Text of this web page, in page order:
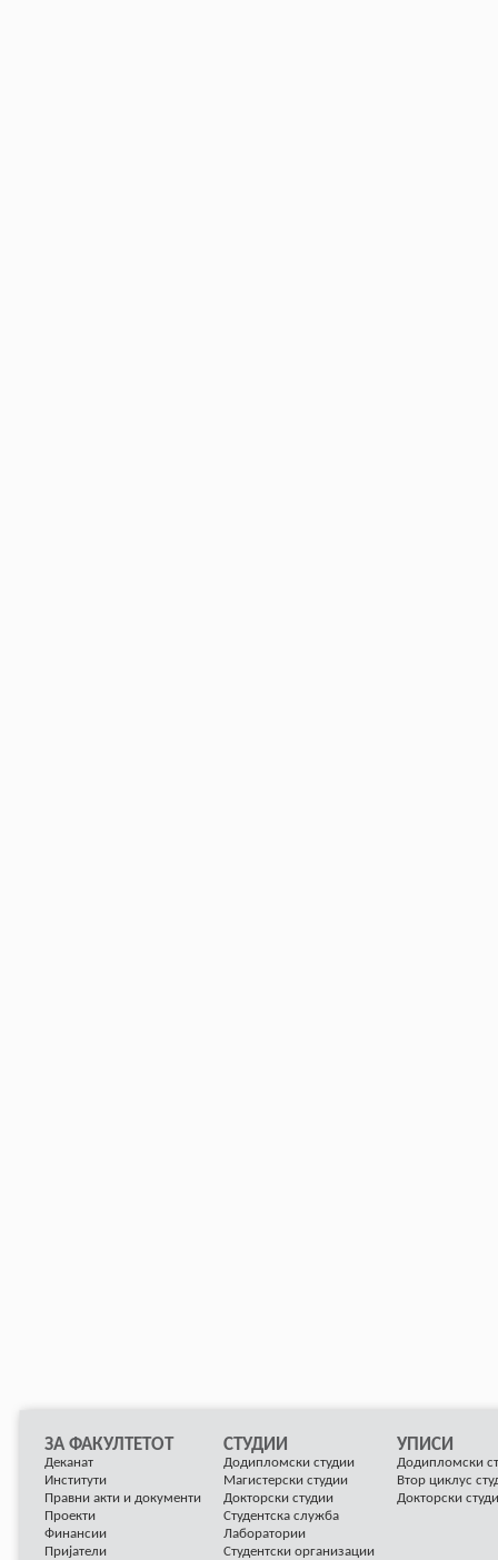
ЗА ФАКУЛТЕТОТ
Деканат
Институти
Правни акти и документи
Проекти
Финансии
Пријатели
СТУДИИ
Додипломски студии
Магистерски студии
Докторски студии
Студентска служба
Лаборатории
Студентски организации
УПИСИ
Додипломски
Втор циклус
Докторски